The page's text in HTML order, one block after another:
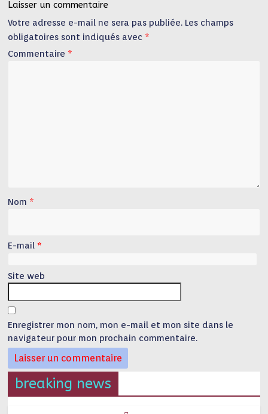
Laisser un commentaire
Votre adresse e-mail ne sera pas publiée. Les champs
obligatoires sont indiqués avec *
Commentaire *
Nom *
E-mail *
Site web
Enregistrer mon nom, mon e-mail et mon site dans le
navigateur pour mon prochain commentaire.
breaking news